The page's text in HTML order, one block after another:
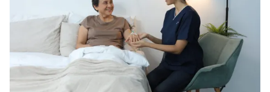
Chất lượng cuộc sống
Học trực tuyến
Hitech Công nghệ tương lai
Sản phẩm
Thị trường
Giao lưu trực tuyến
Lịch phát sóng